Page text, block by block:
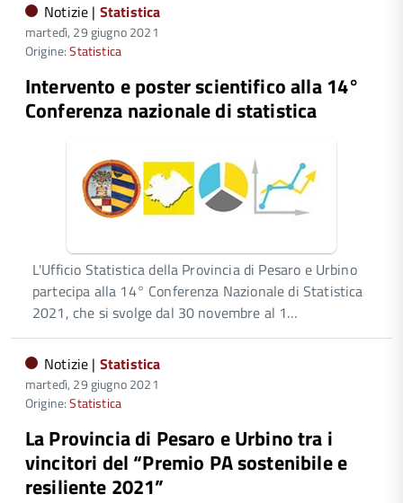
Notizie | Statistica
martedì, 29 giugno 2021
Origine:Statistica
Intervento e poster scientifico alla 14°
Conferenza nazionale di statistica
L'Ufficio Statistica della Provincia di Pesaro e Urbino
partecipa alla 14° Conferenza Nazionale di Statistica
2021, che si svolge dal 30 novembre al 1…
Notizie | Statistica
martedì, 29 giugno 2021
Origine:Statistica
La Provincia di Pesaro e Urbino tra i
vincitori del “Premio PA sostenibile e
resiliente 2021”